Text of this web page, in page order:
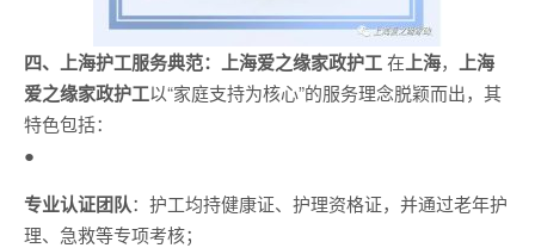
四、上海护工服务典范：上海爱之缘家政护工在上海， 上海
爱之缘家政护工以“家庭支持为核心”的服务理念脱颖而出，其
特色包括：
●
专业认证团队：护工均持健康证、护理资格证，并通过老年护
理、急救等专项考核；